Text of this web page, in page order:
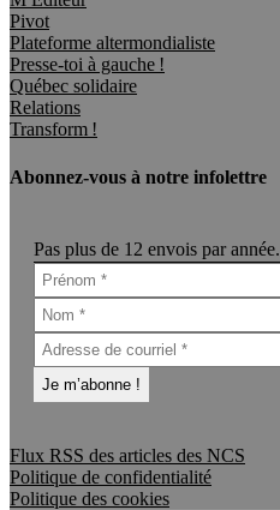
Pivot
Plateforme altermondialiste
Presse-toi à gauche !
Québec solidaire
Relations
Transform !
Abonnez-vous à notre infolettre
Pas plus de 12 envois par année.
Flux RSS des articles des NCS
Politique de confidentialité
Politique des cookies